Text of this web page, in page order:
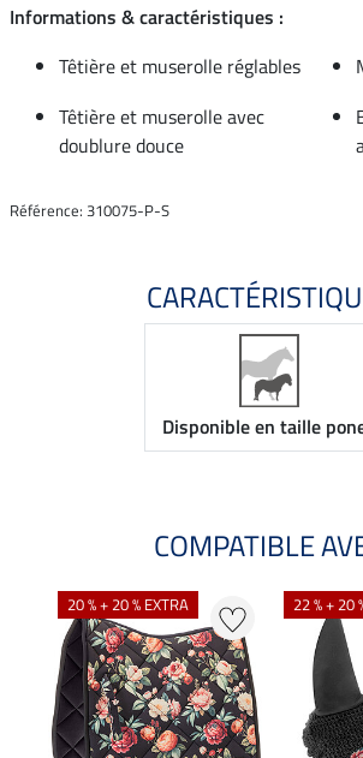
Informations & caractéristiques :
Têtière et muserolle réglables
Têtière et muserolle avec
doublure douce
Référence: 310075-P-S
Disponible en taille
COMPATIBLE
20 % + 20 % EXTRA 22 % + 20